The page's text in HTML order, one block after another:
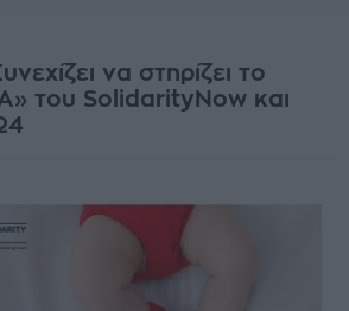
να στηρίζει το
του SolidarityNow και